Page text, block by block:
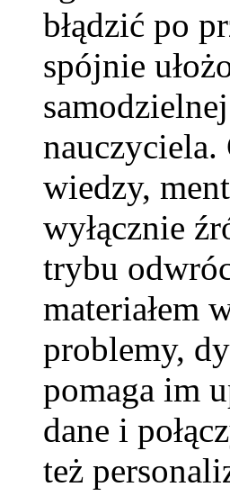
błądzić po
spójnie
nauczyciela.
wiedzy,
wyłącznie
trybu
materiałem
problemy,
pomaga im
dane i
też